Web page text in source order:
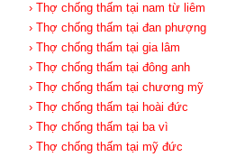
› Thợ chống thấm tại nam từ liêm
› Thợ chống thấm tại đan phượng
› Thợ chống thấm tại gia lâm
› Thợ chống thấm tại đông anh
› Thợ chống thấm tại chương mỹ
› Thợ chống thấm tại hoài đức
› Thợ chống thấm tại ba vì
› Thợ chống thấm tại mỹ đức